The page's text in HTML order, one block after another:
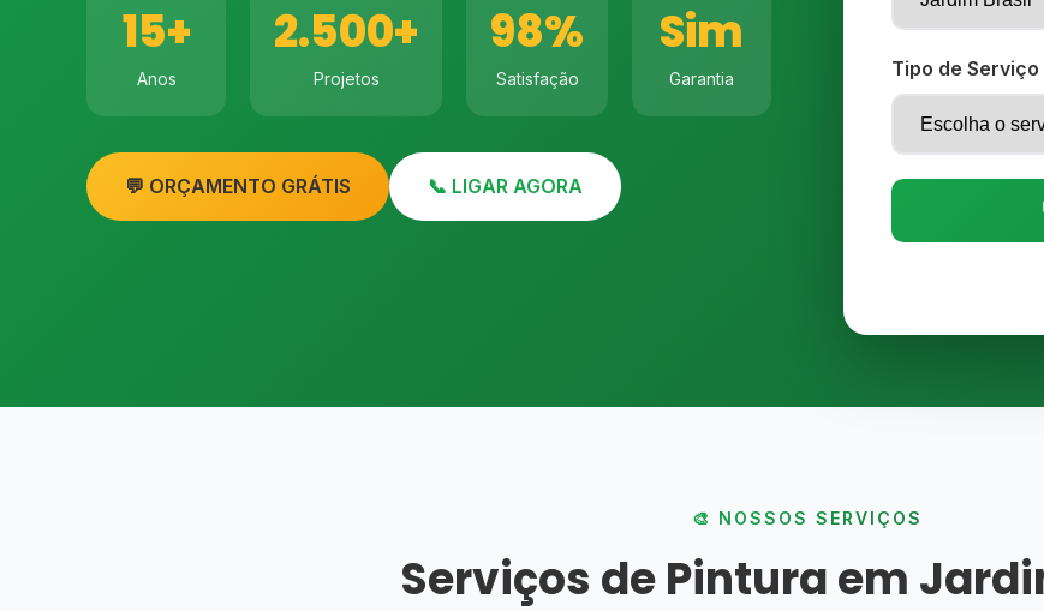
15+
Anos
2.500+
Projetos
98%
Satisfação
Sim
Garantia
💬 ORÇAMENTO GRÁTIS 📞 LIGAR AGORA
Tipo de Serviço
🎨 NOSSOS SERVIÇOS
Serviços de Pintura em